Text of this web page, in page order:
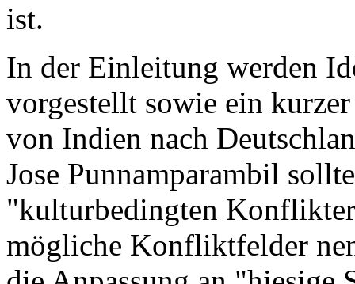
ist.
In der Einleitung werden
vorgestellt sowie ein
von Indien nach
Jose Punnamparambil
"kulturbedingten
mögliche Konfliktfelder